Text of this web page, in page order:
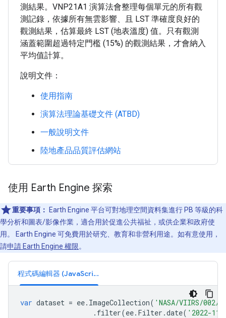
測結果。VNP21A1 演算法會整理每個單元的所有觀
測記錄，依據所有無雲影響、且 LST 準確度良好的
觀測結果，估算最終 LST (地表溫度) 值。只有觀測
涵蓋範圍超過特定門檻 (15%) 的觀測結果，才會納入
平均值計算。
說明文件：
使用指南
演算法理論基礎文件 (ATBD)
一般說明文件
陸地產品品質評估網站
使用 Earth Engine 探索
重要事項：
Earth Engine 平台可對地理空間資料集進行 PB 等級的科
學分析和圖表/影像作業，適合用於促進公共福祉，或供企業和政府使
用。 Earth Engine 可免費用於研究、教育和非營利用途。如有意使用，
請申請 Earth Engine 權限。
程式碼編輯器 (JavaScript)
var dataset = ee. ImageCollection( 'NASA/VIIRS/002/
. filter(ee. Filter .date( '2022-